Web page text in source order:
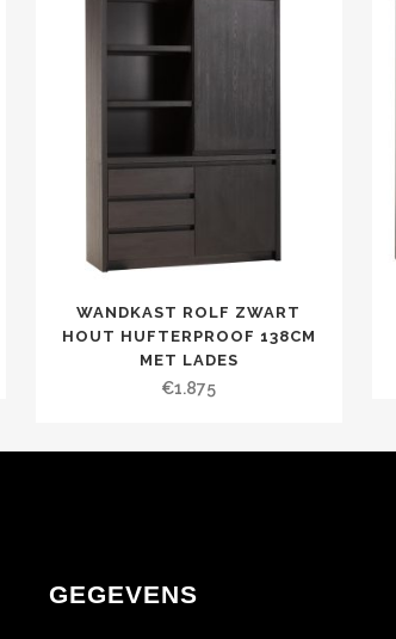
WANDKAST ROLF ZWART
HOUT HUFTERPROOF 138CM
MET LADES
€1.875
GEGEVENS